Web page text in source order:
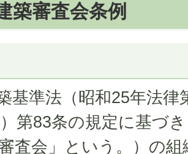
築審査会条例
基準法（昭和25年法律
第83条の規定に基づ
審査会」という。）の